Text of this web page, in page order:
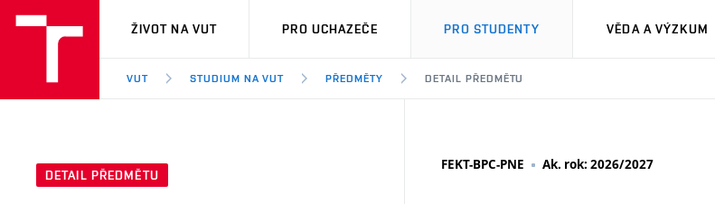
VUT
ŽIVOT NA VUT PRO UCHAZEČE PRO STUDENTY VĚDA A VÝZKUM
VUT STUDIUM NA VUT PŘEDMĚTY DETAIL PŘEDMĚTU
DETAIL PŘEDMĚTU
FEKT-BPC-PNE Ak. rok: 2026/2027